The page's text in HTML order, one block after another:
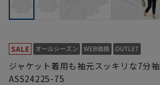
ジャケット着用も袖元スッキリな7分袖
ASS24225-75